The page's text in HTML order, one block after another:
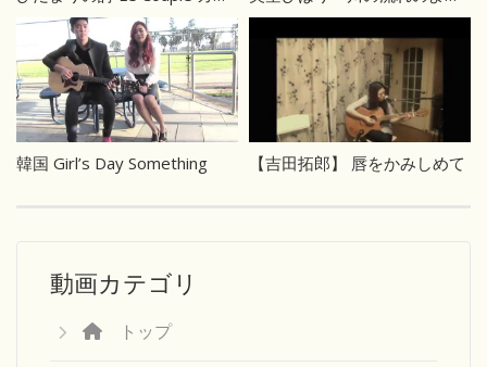
韓国 Girl’s Day Something 【吉田拓郎】 唇をかみしめて
動画カテゴリ
トップ